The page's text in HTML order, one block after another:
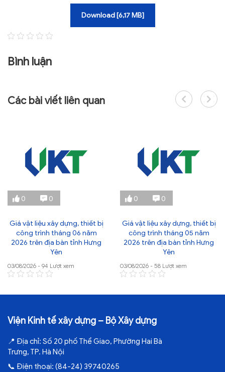
Download [6,17 MB]
Bình luận
Các bài viết liên quan
0 0
Giá vật liệu xây dựng, thiết bị
công trình tháng 06 năm
2026 trên địa bàn tỉnh Hưng
Yên
03/08/2026 - 94 Lượt xem
0 0
Giá vật liệu xây dựng, thiết bị
công trình tháng 05 năm
2026 trên địa bàn tỉnh Hưng
Yên
03/08/2026 - 58 Lượt xem
Viện Kinh tế xây dựng – Bộ Xây dựng
📍 Địa chỉ: Số 20 phố Thể Giao, Phường Hai Bà
Trưng, TP. Hà Nội
📞 Điện thoại: (84-24) 39740265